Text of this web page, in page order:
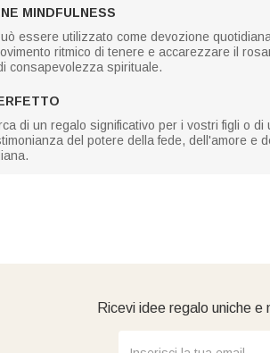
MINDFULNESS
essere utilizzato come devozione
ritmico di tenere e accarezzare il
consapevolezza spirituale.
di un regalo significativo per i vostri figli o
del potere della fede, dell'amore e
Ricevi idee regalo uniche